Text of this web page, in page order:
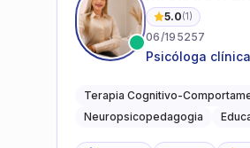
5.0(1)
06/195257
Psicóloga
Terapia Cognitivo-
Neuropsicopedagogia